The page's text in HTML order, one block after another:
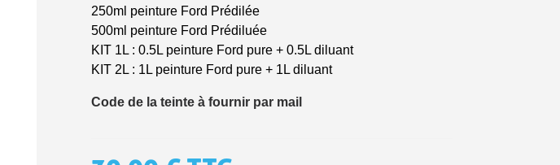
Retour produits sous 14 jours
Réduction de 5€ sur la première commande
10€ de bon d'achat pour chaque parrainage
Inscription à la newsletter : 5€ de réduction
250ml peinture Ford Prédilée
500ml peinture Ford Prédiluée
KIT 1L : 0.5L peinture Ford pure + 0.5L diluant
KIT 2L : 1L peinture Ford pure + 1L diluant
Code de la teinte à fournir par mail